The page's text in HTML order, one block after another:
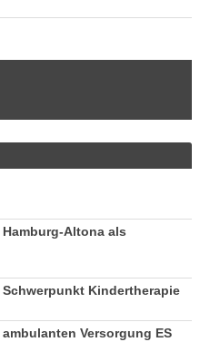
Altona als
Kindertherapie
Versorgung ES